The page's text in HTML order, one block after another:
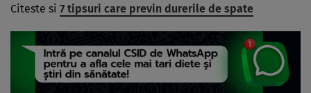
Citeste si 7 tipsuri care previn durerile de spate